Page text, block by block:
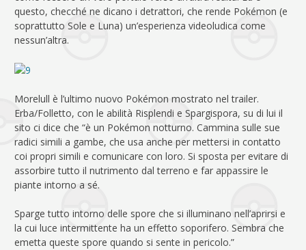
questo, checché ne dicano i detrattori, che rende Pokémon (e
soprattutto Sole e Luna) un’esperienza videoludica come
nessun’altra.
Morelull è l’ultimo nuovo Pokémon mostrato nel trailer.
Erba/Folletto, con le abilità Risplendi e Spargispora, su di lui il
sito ci dice che “è un Pokémon notturno. Cammina sulle sue
radici simili a gambe, che usa anche per mettersi in contatto
coi propri simili e comunicare con loro. Si sposta per evitare di
assorbire tutto il nutrimento dal terreno e far appassire le
piante intorno a sé.
Sparge tutto intorno delle spore che si illuminano nell’aprirsi e
la cui luce intermittente ha un effetto soporifero. Sembra che
emetta queste spore quando si sente in pericolo.”